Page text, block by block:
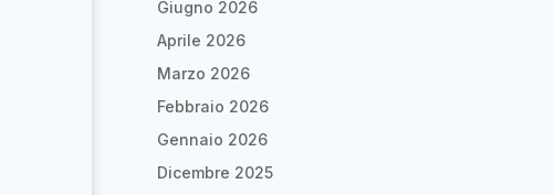
Giugno 2026
Aprile 2026
Marzo 2026
Febbraio 2026
Gennaio 2026
Dicembre 2025